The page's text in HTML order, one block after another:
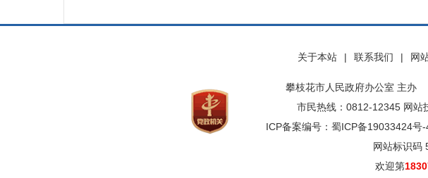
关于本站 | 联系我们 | 网
攀枝花市人民政府办公室 主办
市民热线：0812-12345 网站
ICP备案编号：蜀ICP备19033424号-
网站标识码
欢迎第